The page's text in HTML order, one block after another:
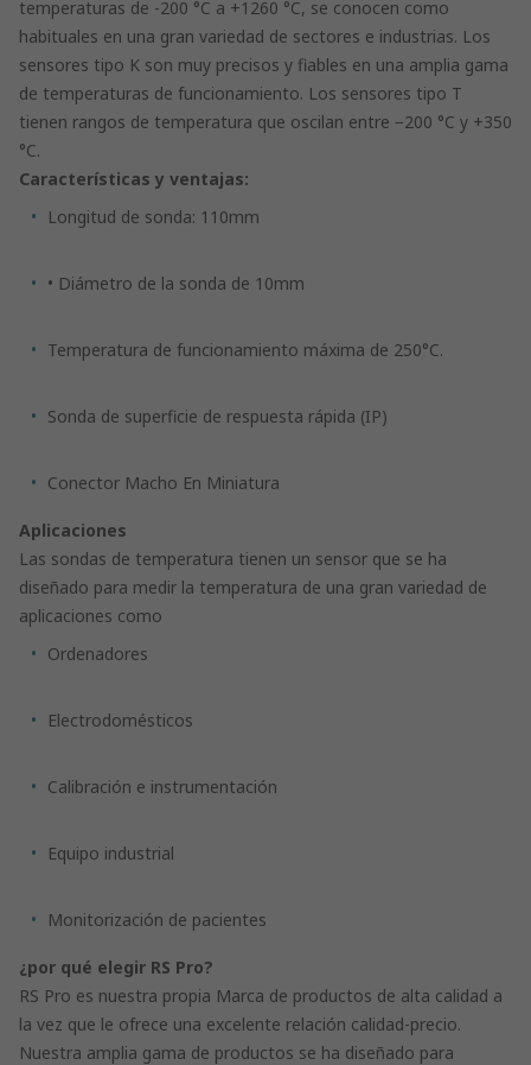
temperaturas de -200 °C a +1260 °C, se conocen como
habituales en una gran variedad de sectores e industrias. Los
sensores tipo K son muy precisos y fiables en una amplia gama
de temperaturas de funcionamiento. Los sensores tipo T
tienen rangos de temperatura que oscilan entre −200 °C y +350
°C.
Características y ventajas:
Longitud de sonda: 110mm
• Diámetro de la sonda de 10mm
Temperatura de funcionamiento máxima de 250°C.
Sonda de superficie de respuesta rápida (IP)
Conector Macho En Miniatura
Aplicaciones
Las sondas de temperatura tienen un sensor que se ha
diseñado para medir la temperatura de una gran variedad de
aplicaciones como
Ordenadores
Electrodomésticos
Calibración e instrumentación
Equipo industrial
Monitorización de pacientes
¿por qué elegir RS Pro?
RS Pro es nuestra propia Marca de productos de alta calidad a
la vez que le ofrece una excelente relación calidad-precio.
Nuestra amplia gama de productos se ha diseñado para